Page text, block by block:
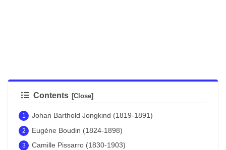
Contents
Johan Barthold Jongkind (1819-1891)
Eugène Boudin (1824-1898)
Camille Pissarro (1830-1903)